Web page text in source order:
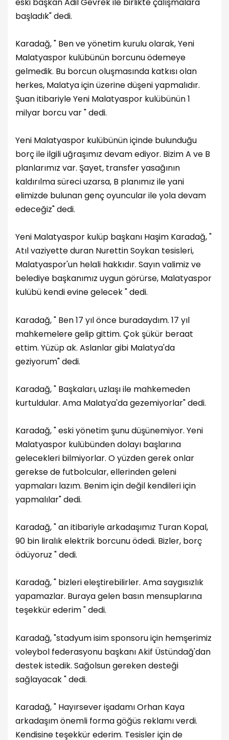
başladık" dedi.
Karadağ, " Ben ve yönetim kurulu olarak, Yeni
Malatyaspor kulübünün borcunu ödemeye
gelmedik. Bu borcun oluşmasında katkısı olan
herkes, Malatya için üzerine düşeni yapmalıdır.
Şuan itibariyle Yeni Malatyaspor kulübünün 1
milyar borcu var " dedi.
Yeni Malatyaspor kulübünün içinde bulunduğu
borç ile ilgili uğraşımız devam ediyor. Bizim A ve B
planlarımız var. Şayet, transfer yasağının
kaldırılma süreci uzarsa, B planımız ile yani
elimizde bulunan genç oyuncular ile yola devam
edeceğiz" dedi.
Yeni Malatyaspor kulüp başkanı Haşim Karadağ, "
Atıl vaziyette duran Nurettin Soykan tesisleri,
Malatyaspor'un helali hakkıdır. Sayın valimiz ve
belediye başkanımız uygun görürse, Malatyaspor
kulübü kendi evine gelecek " dedi.
Karadağ, " Ben 17 yıl önce buradaydım. 17 yıl
mahkemelere gelip gittim. Çok şükür beraat
ettim. Yüzüp ak. Aslanlar gibi Malatya'da
geziyorum" dedi.
Karadağ, " Başkaları, uzlaşı ile mahkemeden
kurtuldular. Ama Malatya'da gezemiyorlar" dedi.
Karadağ, " eski yönetim şunu düşünemiyor. Yeni
Malatyaspor kulübünden dolayı başlarına
gelecekleri bilmiyorlar. O yüzden gerek onlar
gerekse de futbolcular, ellerinden geleni
yapmaları lazım. Benim için değil kendileri için
yapmalılar" dedi.
Karadağ, " an itibariyle arkadaşımız Turan Kopal,
90 bin liralık elektrik borcunu ödedi. Bizler, borç
ödüyoruz " dedi.
Karadağ, " bizleri eleştirebilirler. Ama saygısızlık
yapamazlar. Buraya gelen basın mensuplarına
teşekkür ederim " dedi.
Karadağ, "stadyum isim sponsoru için hemşerimiz
voleybol federasyonu başkanı Akif Üstündağ'dan
destek istedik. Sağolsun gereken desteği
sağlayacak " dedi.
Karadağ, " Hayırsever işadamı Orhan Kaya
arkadaşım önemli forma göğüs reklamı verdi.
Kendisine teşekkür ederim. Tesisler için de